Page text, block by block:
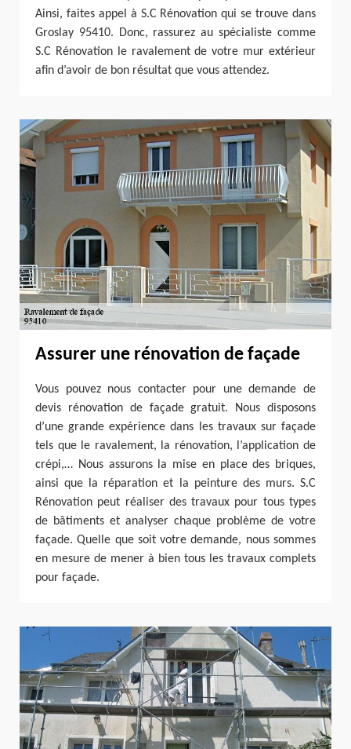
Ainsi, faites appel à S.C Rénovation qui se trouve dans
Groslay 95410. Donc, rassurez au spécialiste comme
S.C Rénovation le ravalement de votre mur extérieur
afin d’avoir de bon résultat que vous attendez.
Assurer une rénovation de façade
Vous pouvez nous contacter pour une demande de
devis rénovation de façade gratuit. Nous disposons
d’une grande expérience dans les travaux sur façade
tels que le ravalement, la rénovation, l’application de
crépi,… Nous assurons la mise en place des briques,
ainsi que la réparation et la peinture des murs. S.C
Rénovation peut réaliser des travaux pour tous types
de bâtiments et analyser chaque problème de votre
façade. Quelle que soit votre demande, nous sommes
en mesure de mener à bien tous les travaux complets
pour façade.